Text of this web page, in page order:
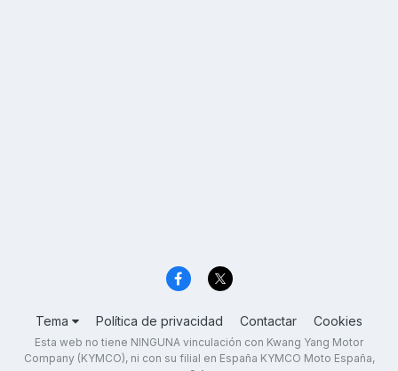
Tema Política de privacidad Contactar Cookies
Esta web no tiene NINGUNA vinculación con Kwang Yang Motor
Company (KYMCO), ni con su filial en España KYMCO Moto España,